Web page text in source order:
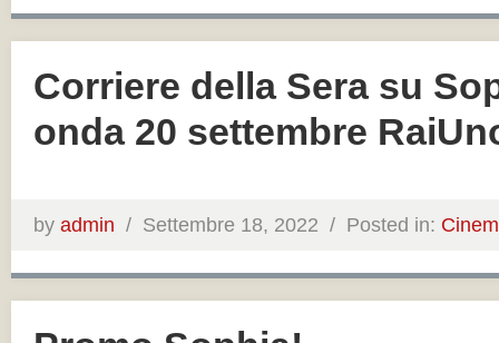
Corriere della Sera su
onda 20 settembre
by admin / Settembre 18, 2022 / Posted in: